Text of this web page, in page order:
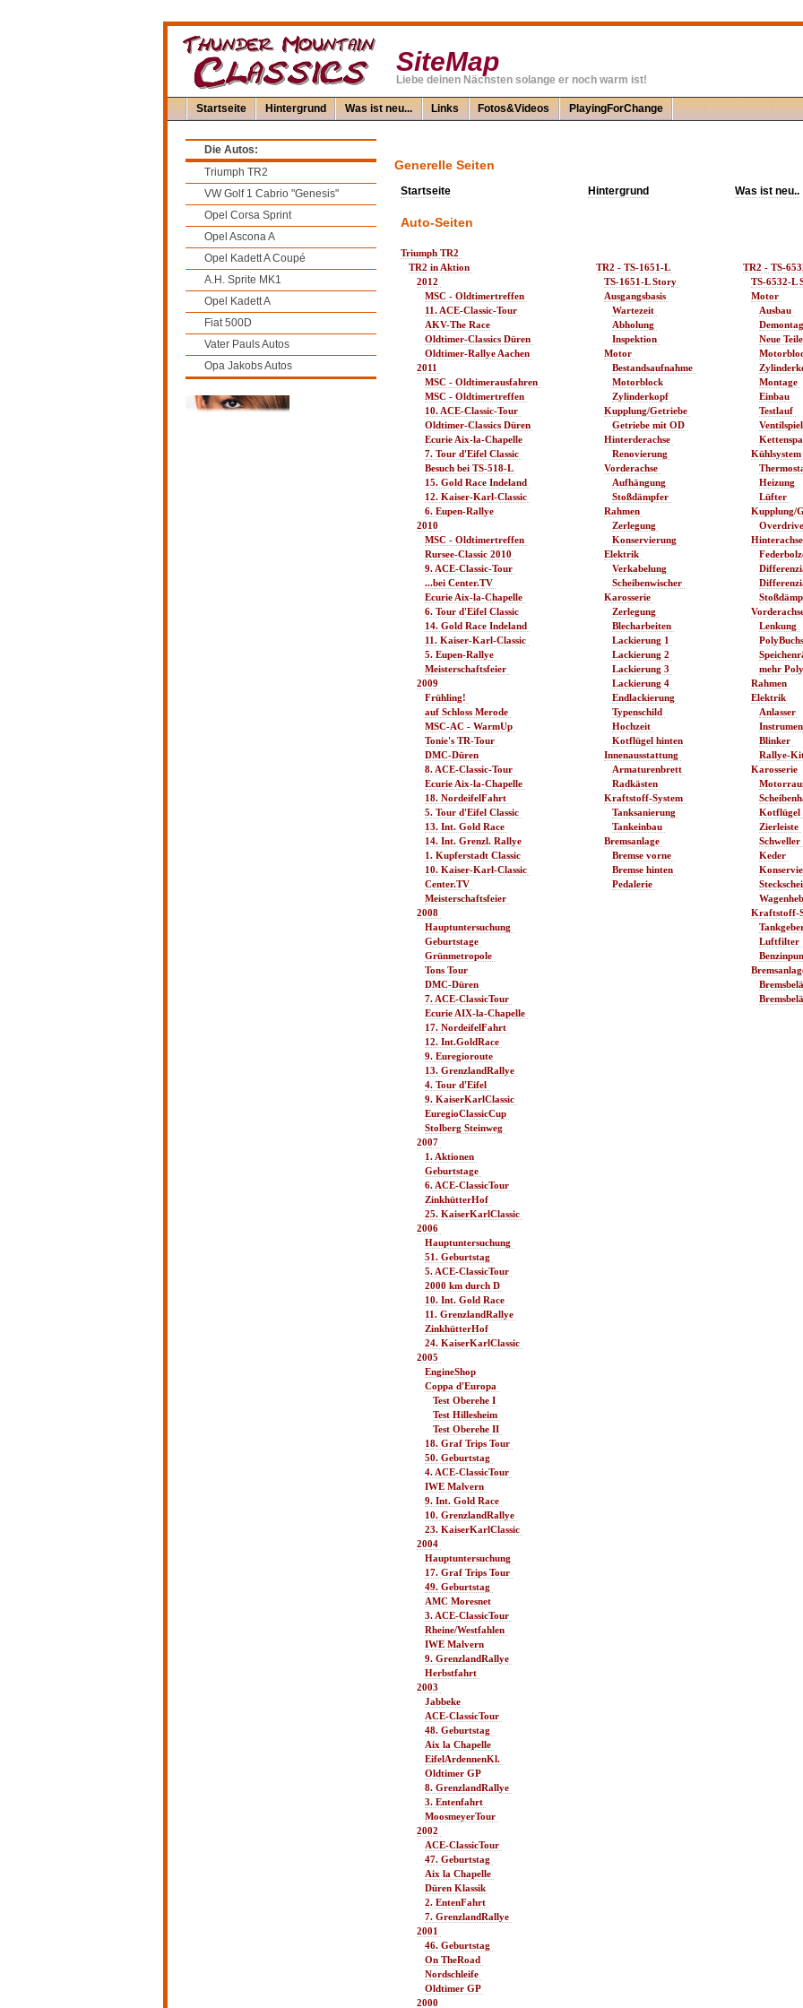
SiteMap
Liebe deinen Nächsten solange er noch warm ist!
Startseite Hintergrund Was ist neu... Links Fotos&Videos PlayingForChange
Die Autos:
Triumph TR2
VW Golf 1 Cabrio "Genesis"
Opel Corsa Sprint
Opel Ascona A
Opel Kadett A Coupé
A.H. Sprite MK1
Opel Kadett A
Fiat 500D
Vater Pauls Autos
Opa Jakobs Autos
Generelle Seiten
Startseite Hintergrund Was ist neu..
Auto-Seiten
Triumph TR2
TR2 in Aktion
2012
MSC - Oldtimertreffen
11. ACE-Classic-Tour
AKV-The Race
Oldtimer-Classics Düren
Oldtimer-Rallye Aachen
2011
MSC - Oldtimerausfahren
MSC - Oldtimertreffen
10. ACE-Classic-Tour
Oldtimer-Classics Düren
Ecurie Aix-la-Chapelle
7. Tour d'Eifel Classic
Besuch bei TS-518-L
15. Gold Race Indeland
12. Kaiser-Karl-Classic
6. Eupen-Rallye
2010
MSC - Oldtimertreffen
Rursee-Classic 2010
9. ACE-Classic-Tour
...bei Center.TV
Ecurie Aix-la-Chapelle
6. Tour d'Eifel Classic
14. Gold Race Indeland
11. Kaiser-Karl-Classic
5. Eupen-Rallye
Meisterschaftsfeier
2009
Frühling!
auf Schloss Merode
MSC-AC - WarmUp
Tonie's TR-Tour
DMC-Düren
8. ACE-Classic-Tour
Ecurie Aix-la-Chapelle
18. NordeifelFahrt
5. Tour d'Eifel Classic
13. Int. Gold Race
14. Int. Grenzl. Rallye
1. Kupferstadt Classic
10. Kaiser-Karl-Classic
Center.TV
Meisterschaftsfeier
2008
Hauptuntersuchung
Geburtstage
Grünmetropole
Tons Tour
DMC-Düren
7. ACE-ClassicTour
Ecurie AIX-la-Chapelle
17. NordeifelFahrt
12. Int.GoldRace
9. Euregioroute
13. GrenzlandRallye
4. Tour d'Eifel
9. KaiserKarlClassic
EuregioClassicCup
Stolberg Steinweg
2007
1. Aktionen
Geburtstage
6. ACE-ClassicTour
ZinkhütterHof
25. KaiserKarlClassic
2006
Hauptuntersuchung
51. Geburtstag
5. ACE-ClassicTour
2000 km durch D
10. Int. Gold Race
11. GrenzlandRallye
ZinkhütterHof
24. KaiserKarlClassic
2005
EngineShop
Coppa d'Europa
Test Oberehe I
Test Hillesheim
Test Oberehe II
18. Graf Trips Tour
50. Geburtstag
4. ACE-ClassicTour
IWE Malvern
9. Int. Gold Race
10. GrenzlandRallye
23. KaiserKarlClassic
2004
Hauptuntersuchung
17. Graf Trips Tour
49. Geburtstag
AMC Moresnet
3. ACE-ClassicTour
Rheine/Westfahlen
IWE Malvern
9. GrenzlandRallye
Herbstfahrt
2003
Jabbeke
ACE-ClassicTour
48. Geburtstag
Aix la Chapelle
EifelArdennenKl.
Oldtimer GP
8. GrenzlandRallye
3. Entenfahrt
MoosmeyerTour
2002
ACE-ClassicTour
47. Geburtstag
Aix la Chapelle
Düren Klassik
2. EntenFahrt
7. GrenzlandRallye
2001
46. Geburtstag
On TheRoad
Nordschleife
Oldtimer GP
2000
TR2 - TS-1651-L
TS-1651-L Story
Ausgangsbasis
Wartezeit
Abholung
Inspektion
Motor
Bestandsaufnahme
Motorblock
Zylinderkopf
Kupplung/Getriebe
Getriebe mit OD
Hinterderachse
Renovierung
Vorderachse
Aufhängung
Stoßdämpfer
Rahmen
Zerlegung
Konservierung
Elektrik
Verkabelung
Scheibenwischer
Karosserie
Zerlegung
Blecharbeiten
Lackierung 1
Lackierung 2
Lackierung 3
Lackierung 4
Endlackierung
Typenschild
Hochzeit
Kotflügel hinten
Innenausstattung
Armaturenbrett
Radkästen
Kraftstoff-System
Tanksanierung
Tankeinbau
Bremsanlage
Bremse vorne
Bremse hinten
Pedalerie
TR2 - TS-
TS-6532-L
Motor
Ausbau
Neue Teile
Montage
Einbau
Testlauf
Ventilspiel
Kühlsystem
Heizung
Lüfter
Kupplung/
Overdrive
Hinterachse
Lenkung
mehr
Rahmen
Elektrik
Anlasser
Blinker
Rallye-
Karosserie
Kotflügel
Zierleiste
Schweller
Keder
Kraftstoff-
Luftfilter